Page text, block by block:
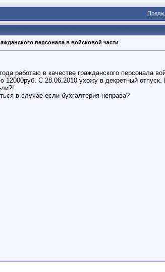
персонала в войсковой части
работаю в качестве гражданского персонала
12000руб. С 28.06.2010 ухожу в декретный
в случае если бухгалтерия неправа?